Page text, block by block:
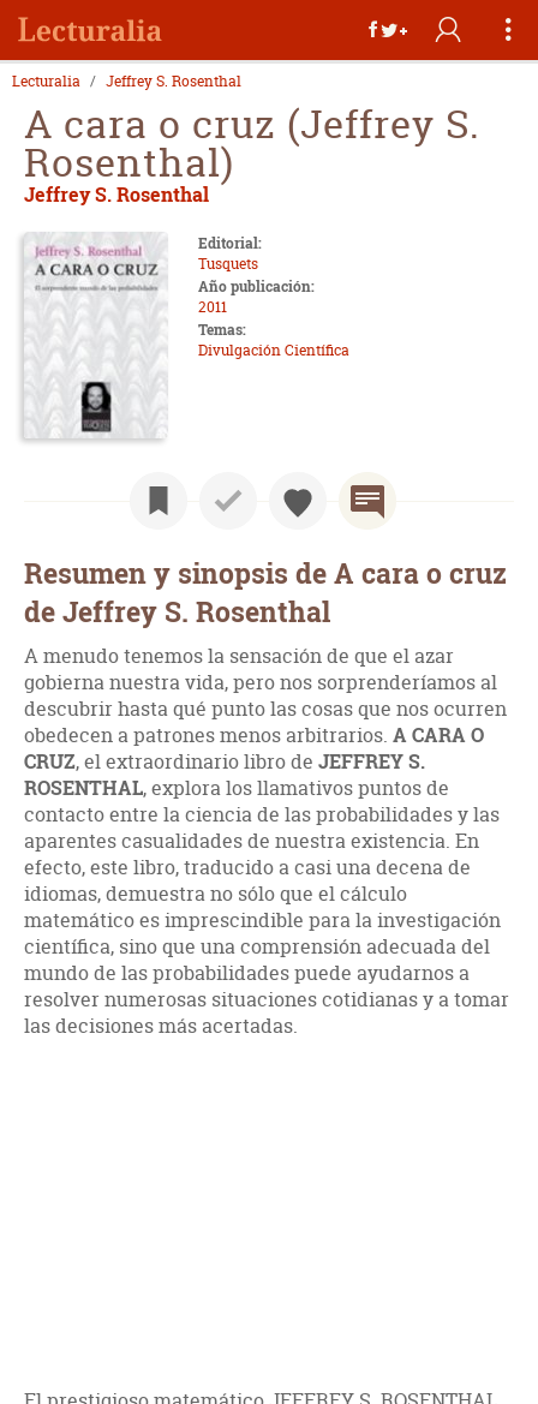
Lecturalia Jeffrey S. Rosenthal
A cara o cruz (Jeffrey S.
Rosenthal)
Jeffrey S. Rosenthal
Editorial:
Tusquets
Año publicación:
2011
Temas:
Divulgación Científica
Resumen y sinopsis de A cara o cruz
de Jeffrey S. Rosenthal
A menudo tenemos la sensación de que el azar
gobierna nuestra vida, pero nos sorprenderíamos al
descubrir hasta qué punto las cosas que nos ocurren
obedecen a patrones menos arbitrarios. A CARA O
CRUZ, el extraordinario libro de JEFFREY S.
ROSENTHAL, explora los llamativos puntos de
contacto entre la ciencia de las probabilidades y las
aparentes casualidades de nuestra existencia. En
efecto, este libro, traducido a casi una decena de
idiomas, demuestra no sólo que el cálculo
matemático es imprescindible para la investigación
científica, sino que una comprensión adecuada del
mundo de las probabilidades puede ayudarnos a
resolver numerosas situaciones cotidianas y a tomar
las decisiones más acertadas.